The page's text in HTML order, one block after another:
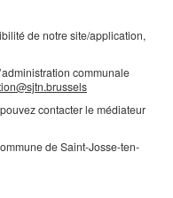
de notre site/application,
communale
contacter le médiateur
de Saint-Josse-ten-